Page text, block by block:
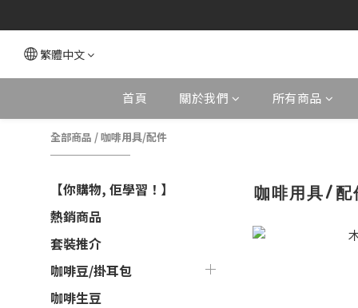
繁體中文
首頁 關於我們 所有商品
全部商品 /咖啡用具/配件
【你購物, 佢學習！】
熱銷商品
套裝推介
咖啡豆/掛耳包
咖啡生豆
咖啡用具/配